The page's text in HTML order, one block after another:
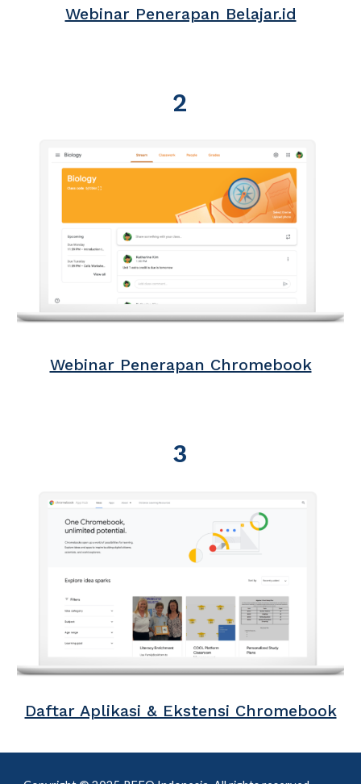
Webinar Penerapan Belajar.id
2
Webinar Penerapan Chromebook
3
Daftar Aplikasi & Ekstensi Chromebook